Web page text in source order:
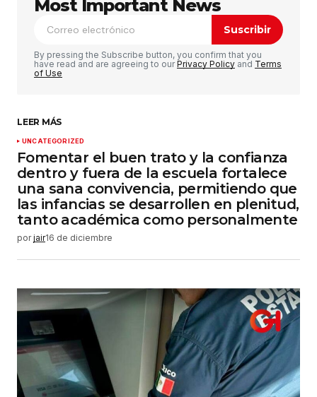
marcados con*
Comentario *
Su nombre
Tu correo electrónico*
Guardar mi nombre, correo electrónico y sitio
web en este navegador para la próxima vez que
haga un comentario.
Enviar comentario
Most Important News
Suscribir
By pressing the Subscribe button, you confirm that you
have read and are agreeing to ourPrivacy Policy and Terms
of Use
LEER MÁS
UNCATEGORIZED
Fomentar el buen trato y la confianza
dentro y fuera de la escuela fortalece
una sana convivencia, permitiendo que
las infancias se desarrollen en plenitud,
tanto académica como personalmente
por jair16 de diciembre